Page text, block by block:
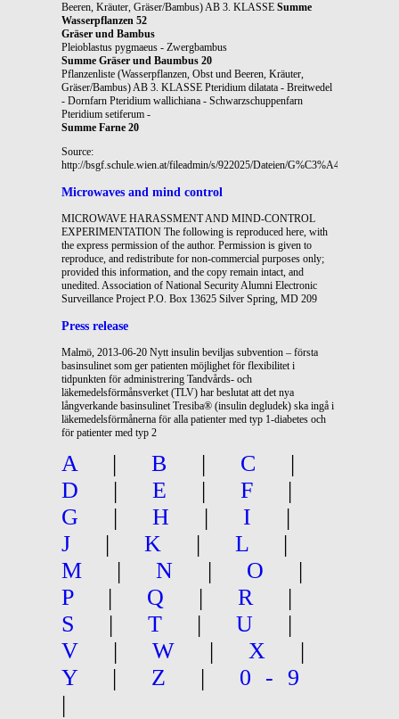
Beeren, Kräuter, Gräser/Bambus) AB 3. KLASSE Summe
Wasserpflanzen 52
Gräser und Bambus
Pleioblastus pygmaeus - Zwergbambus
Summe Gräser und Baumbus 20
Pflanzenliste (Wasserpflanzen, Obst und Beeren, Kräuter,
Gräser/Bambus) AB 3. KLASSE Pteridium dilatata - Breitwedel
- Dornfarn Pteridium wallichiana - Schwarzschuppenfarn
Pteridium setiferum -
Summe Farne 20
Source:
http://bsgf.schule.wien.at/fileadmin/s/922025/Dateien/
Microwaves and mind control
MICROWAVE HARASSMENT AND MIND-CONTROL
EXPERIMENTATION The following is reproduced here, with
the express permission of the author. Permission is given to
reproduce, and redistribute for non-commercial purposes only;
provided this information, and the copy remain intact, and
unedited. Association of National Security Alumni Electronic
Surveillance Project P.O. Box 13625 Silver Spring, MD 209
Press release
Malmö, 2013-06-20 Nytt insulin beviljas subvention – första
basinsulinet som ger patienten möjlighet för flexibilitet i
tidpunkten för administrering Tandvårds- och
läkemedelsförmånsverket (TLV) har beslutat att det nya
långverkande basinsulinet Tresiba® (insulin degludek) ska ingå i
läkemedelsförmånerna för alla patienter med typ 1-diabetes och
för patienter med typ 2
A | B | C
|
D
| E | F
|
G
| H | I
|
J
| K | L
|
M
| N | O
|
P
| Q | R
|
S
| T | U
|
V
| W | X
|
Y
| Z | 0-9
|